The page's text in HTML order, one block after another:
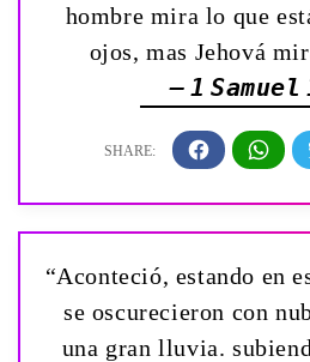
hombre mira lo que
ojos, mas Jehová
— 1
“Aconteció, estando en
se oscurecieron con
una gran lluvia.